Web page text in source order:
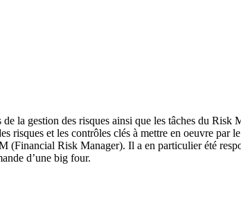
la gestion des risques ainsi que les tâches du
risques et les contrôles clés à mettre en oeuvre
(Financial Risk Manager). Il a en particulier été
d’une big four.